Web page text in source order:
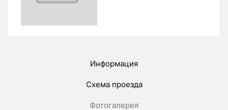
Информация
Схема проезда
Фотогалерея